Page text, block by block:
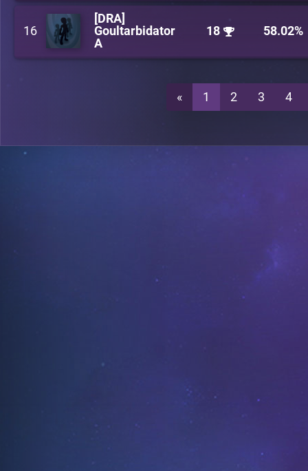
16
[DRA]
Goultarbidator
A
18 58.02%
« 1 2 3 4